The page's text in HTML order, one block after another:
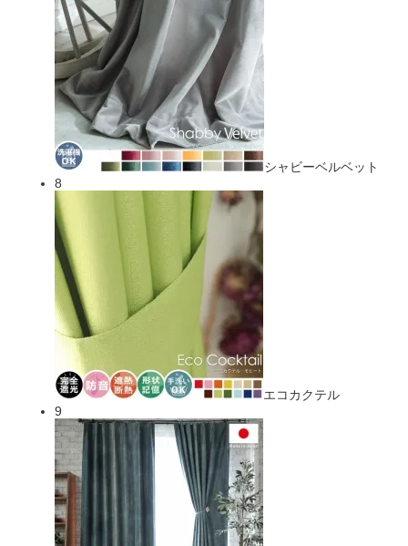
シャビーベルベット
8
エコカクテル
9